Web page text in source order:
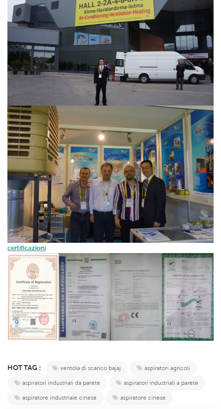
certificazioni
HOT TAG : ventola di scarico bajaj
aspiratori agricoli
aspiratori industriali da parete
aspiratori industriali a parete
aspiratore industriale cinese
aspiratore cinese